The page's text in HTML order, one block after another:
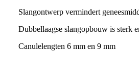
Slangontwerp vermindert
Dubbellaagse slangopbouw is sterk
Canulelengten 6 mm en 9 mm